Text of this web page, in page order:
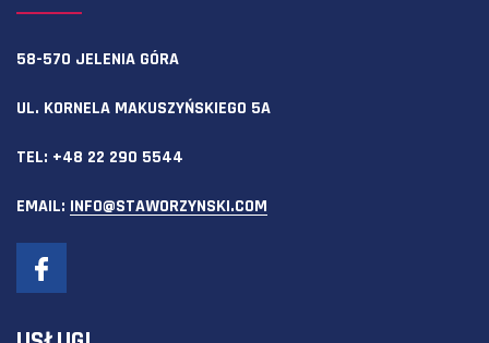
58-570 JELENIA GÓRA
UL. KORNELA MAKUSZYŃSKIEGO 5A
TEL: +48 22 290 5544
EMAIL: INFO@STAWORZYNSKI.COM